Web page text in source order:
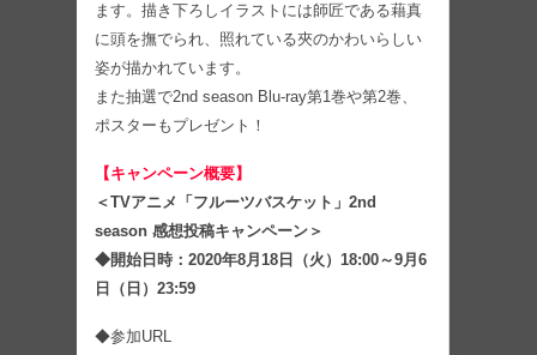
ます。描き下ろしイラストには師匠である藉真
に頭を撫でられ、照れている夾のかわいらしい
姿が描かれています。
また抽選で2nd season Blu-ray第1巻や第2巻、
ポスターもプレゼント！
【キャンペーン概要】
＜TVアニメ「フルーツバスケット」2nd
season 感想投稿キャンペーン＞
◆開始日時：2020年8月18日（火）18:00～9月6
日（日）23:59
◆参加URL